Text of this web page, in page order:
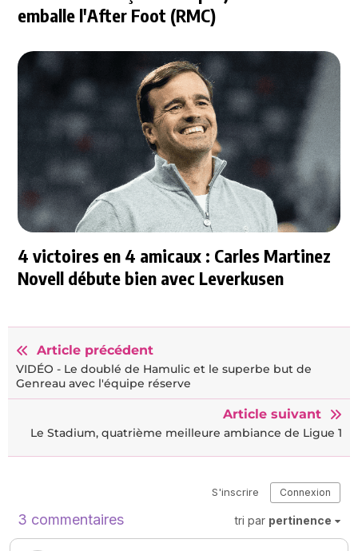
emballe l'After Foot (RMC)
4 victoires en 4 amicaux : Carles Martinez
Novell débute bien avec Leverkusen
Article précédent
VIDÉO - Le doublé de Hamulic et le superbe but de
Genreau avec l'équipe réserve
Article suivant
Le Stadium, quatrième meilleure ambiance de Ligue 1